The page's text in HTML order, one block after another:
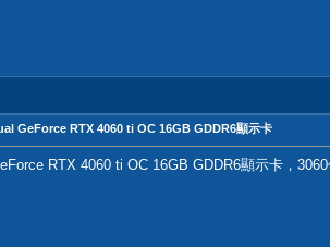
GeForce RTX 4060 ti OC 16GB GDDR6顯示卡
RTX 4060 ti OC 16GB GDDR6顯示卡，